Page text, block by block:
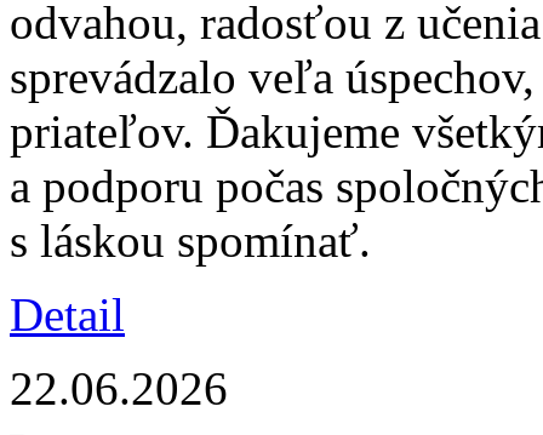
odvahou, radosťou z
sprevádzalo veľa
priateľov. Ďakujeme
a podporu počas
s láskou spomínať.
Detail
22.06.2026